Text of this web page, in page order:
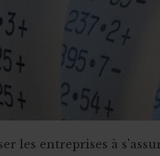
les entreprises à